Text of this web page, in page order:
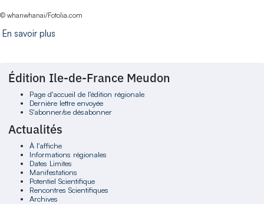
© whanwhanai/Fotolia.com
En savoir plus
Édition Ile-de-France Meudon
Page d'accueil de l'édition régionale
Dernière lettre envoyée
S'abonner/se désabonner
Actualités
À l'affiche
Informations régionales
Dates Limites
Manifestations
Potentiel Scientifique
Rencontres Scientifiques
Archives